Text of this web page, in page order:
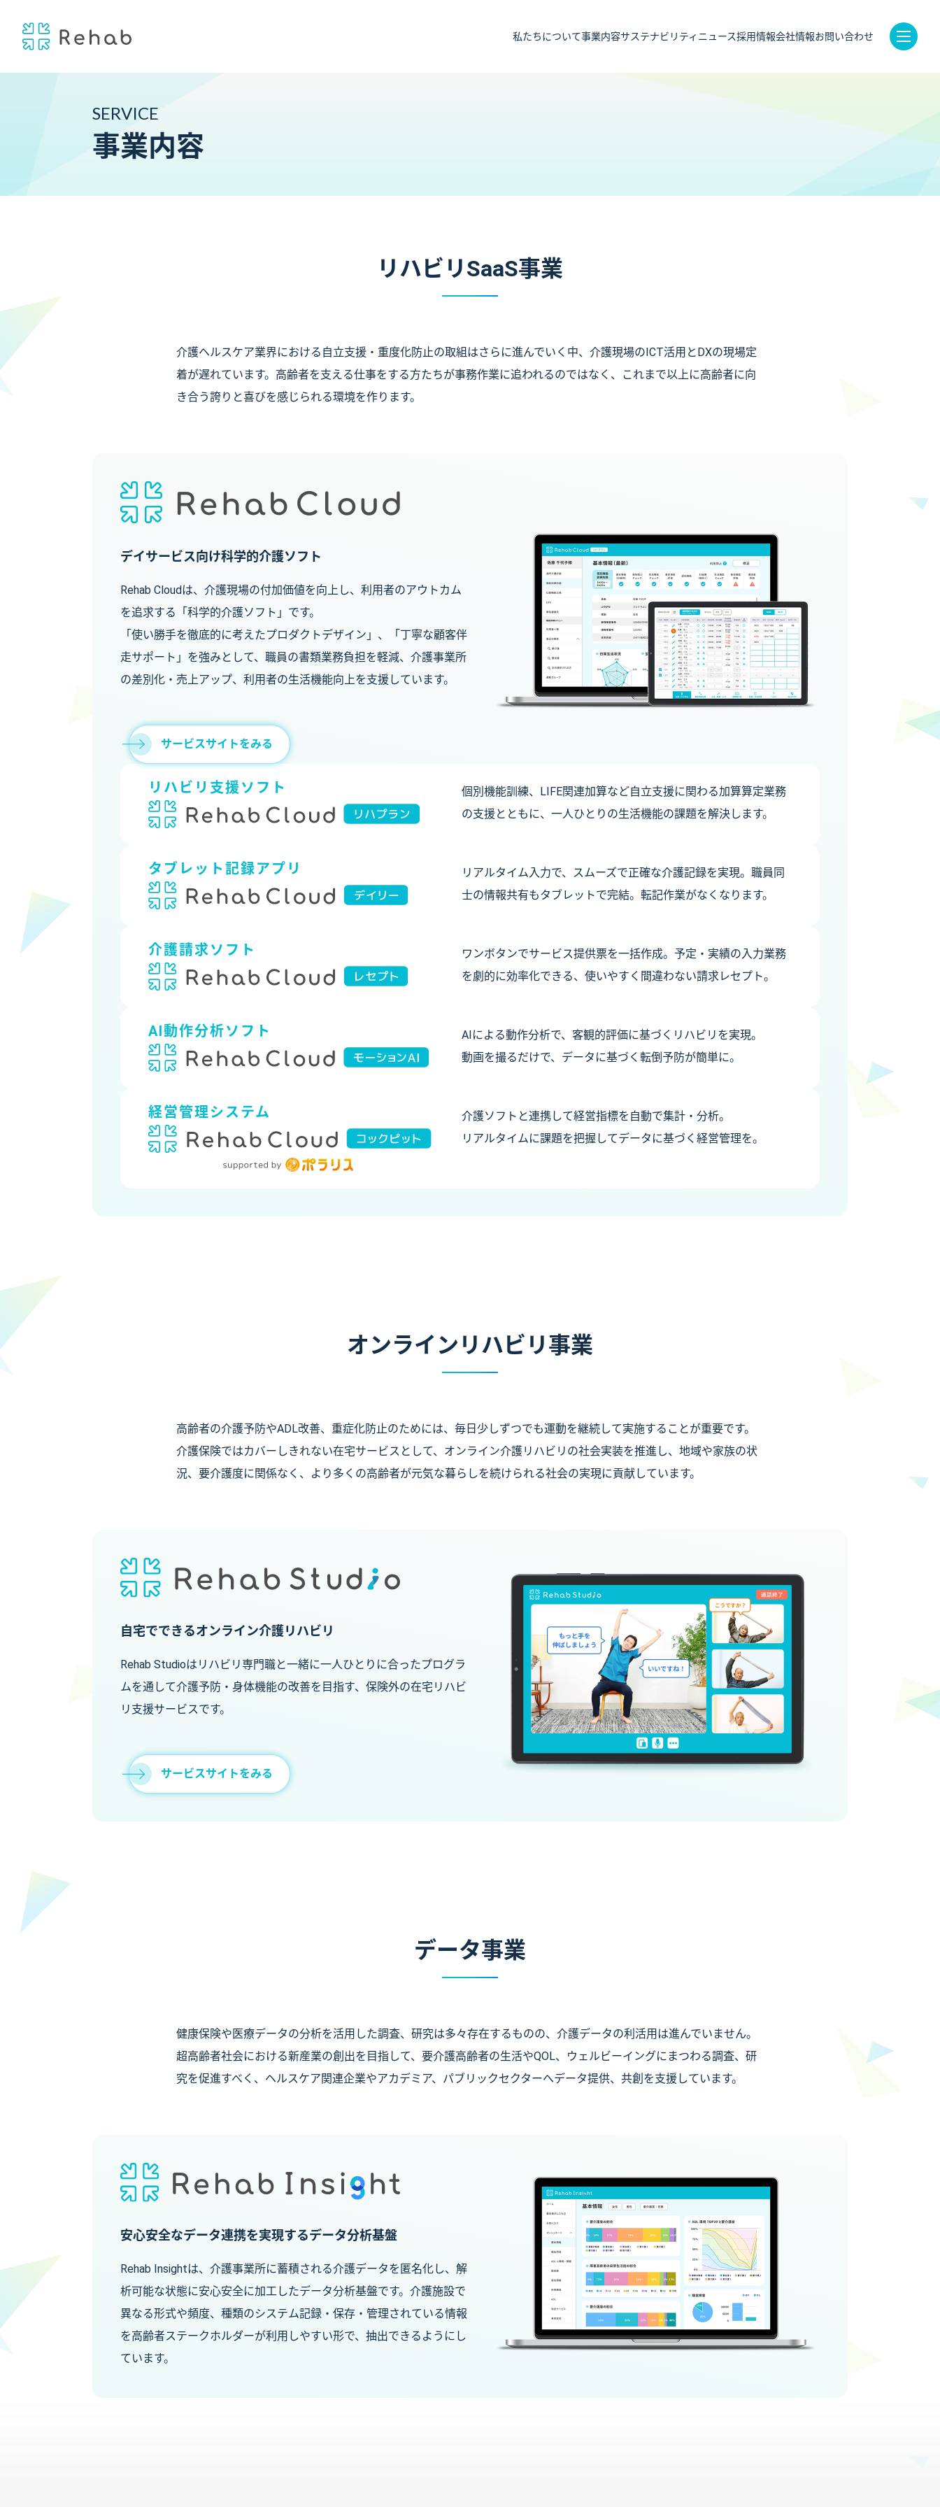
私たちについて事業内容サステナビリティ ニュース採用情報会社情報お問い合わせ
COMPANY
SERVICE
事業内容
リハビリSaaS事業
介護ヘルスケア業界における自立支援・重度化防止の取組はさらに進んでいく中、介護現場のICT活用とDXの現場定
着が遅れています。高齢者を支える仕事をする方たちが事務作業に追われるのではなく、これまで以上に高齢者に向
き合う誇りと喜びを感じられる環境を作ります。
デイサービス向け科学的介護ソフト
Rehab Cloudは、介護現場の付加価値を向上し、利用者のアウトカム
を追求する「科学的介護ソフト」です。
「使い勝手を徹底的に考えたプロダクトデザイン」、「丁寧な顧客伴
走サポート」を強みとして、職員の書類業務負担を軽減、介護事業所
の差別化・売上アップ、利用者の生活機能向上を支援しています。
サービスサイトをみる
リハビリ支援ソフト
個別機能訓練、LIFE関連加算など自立支援に関わる加算算定業務
の支援とともに、一人ひとりの生活機能の課題を解決します。
タブレット記録アプリ
リアルタイム入力で、スムーズで正確な介護記録を実現。職員同
士の情報共有もタブレットで完結。転記作業がなくなります。
介護請求ソフト
ワンボタンでサービス提供票を一括作成。予定・実績の入力業務
を劇的に効率化できる、使いやすく間違わない請求レセプト。
AI動作分析ソフト
AIによる動作分析で、客観的評価に基づくリハビリを実現。
動画を撮るだけで、データに基づく転倒予防が簡単に。
経営管理システム
介護ソフトと連携して経営指標を自動で集計・分析。
リアルタイムに課題を把握してデータに基づく経営管理を。
オンラインリハビリ事業
高齢者の介護予防やADL改善、重症化防止のためには、毎日少しずつでも運動を継続して実施することが重要です。
介護保険ではカバーしきれない在宅サービスとして、オンライン介護リハビリの社会実装を推進し、地域や家族の状
況、要介護度に関係なく、より多くの高齢者が元気な暮らしを続けられる社会の実現に貢献しています。
自宅でできるオンライン介護リハビリ
Rehab Studioはリハビリ専門職と一緒に一人ひとりに合ったプログラ
ムを通して介護予防・身体機能の改善を目指す、保険外の在宅リハビ
リ支援サービスです。
サービスサイトをみる
データ事業
健康保険や医療データの分析を活用した調査、研究は多々存在するものの、介護データの利活用は進んでいません。
超高齢者社会における新産業の創出を目指して、要介護高齢者の生活やQOL、ウェルビーイングにまつわる調査、研
究を促進すべく、ヘルスケア関連企業やアカデミア、パブリックセクターへデータ提供、共創を支援しています。
安心安全なデータ連携を実現するデータ分析基盤
Rehab Insightは、介護事業所に蓄積される介護データを匿名化し、解
析可能な状態に安心安全に加工したデータ分析基盤です。介護施設で
異なる形式や頻度、種類のシステム記録・保存・管理されている情報
を高齢者ステークホルダーが利用しやすい形で、抽出できるようにし
ています。